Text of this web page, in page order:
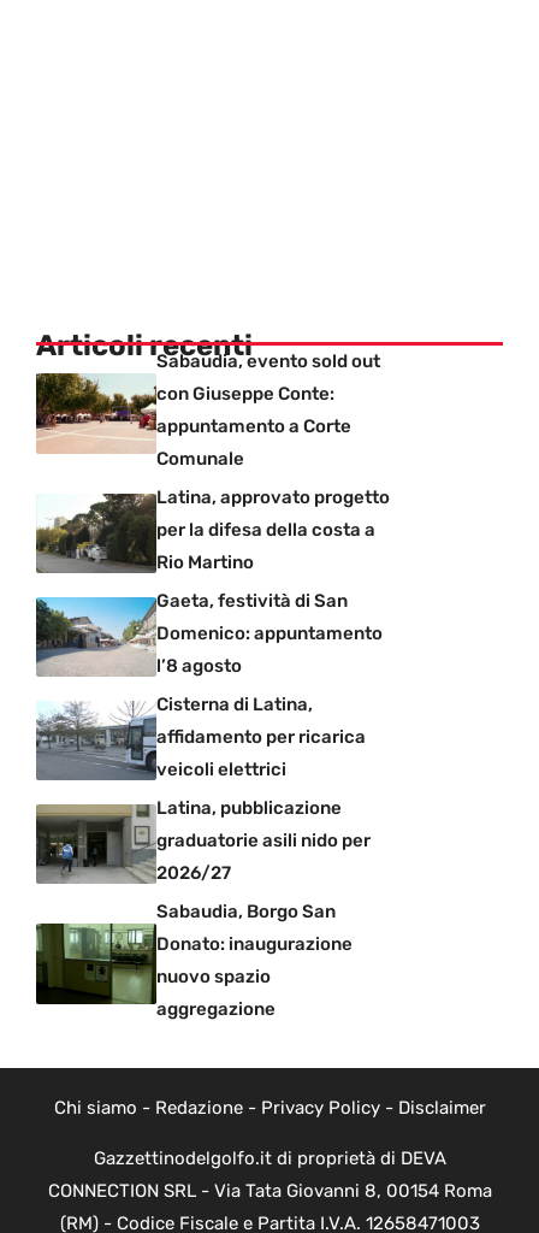
Articoli recentiSabaudia, evento sold out
con Giuseppe Conte:
appuntamento a Corte
Comunale
Latina, approvato progetto
per la difesa della costa a
Rio Martino
Gaeta, festività di San
Domenico: appuntamento
l’8 agosto
Cisterna di Latina,
affidamento per ricarica
veicoli elettrici
Latina, pubblicazione
graduatorie asili nido per
2026/27
Sabaudia, Borgo San
Donato: inaugurazione
nuovo spazio
aggregazione
Chi siamo - Redazione- Privacy Policy- Disclaimer
Gazzettinodelgolfo.it di proprietà di DEVA
CONNECTION SRL - Via Tata Giovanni 8, 00154 Roma
(RM) - Codice Fiscale e Partita I.V.A. 12658471003